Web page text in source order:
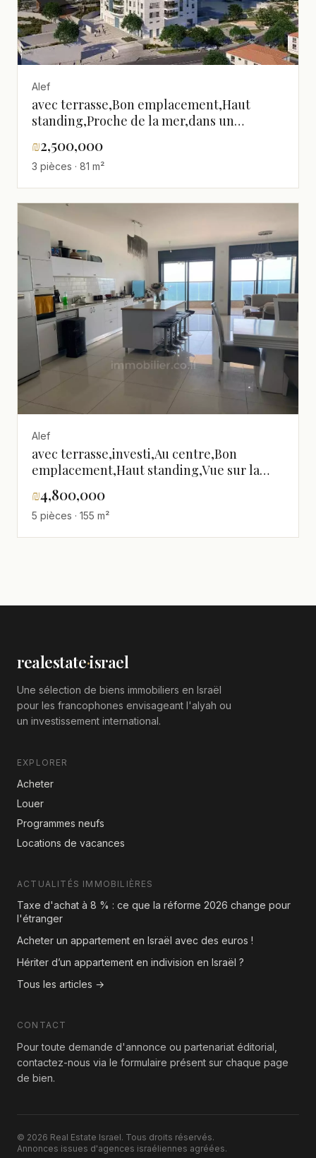
Alef
avec terrasse,Bon emplacement,Haut
standing,Proche de la mer,dans un
qualite
₪2,500,000
3 pièces · 81 m²
Alef
avec terrasse,investi,Au centre,Bon
emplacement,Haut standing,Vue sur la
mer,dans un immeuble neuf,Bel
appartement,Magnifique,Rénové
₪4,800,000
5 pièces · 155 m²
realestate·israel
Une sélection de biens immobiliers en Israël
pour les francophones envisageant l'alyah ou
un investissement international.
EXPLORER
Acheter
Louer
Programmes neufs
Locations de vacances
ACTUALITÉS IMMOBILIÈRES
Taxe d'achat à 8 % : ce que la réforme 2026 change pour
l'étranger
Acheter un appartement en Israël avec des euros !
Hériter d’un appartement en indivision en Israël ?
Tous les articles →
CONTACT
Pour toute demande d'annonce ou partenariat éditorial,
contactez-nous via le formulaire présent sur chaque page
de bien.
© 2026 Real Estate Israel. Tous droits réservés.
Annonces issues d'agences israéliennes agréées.